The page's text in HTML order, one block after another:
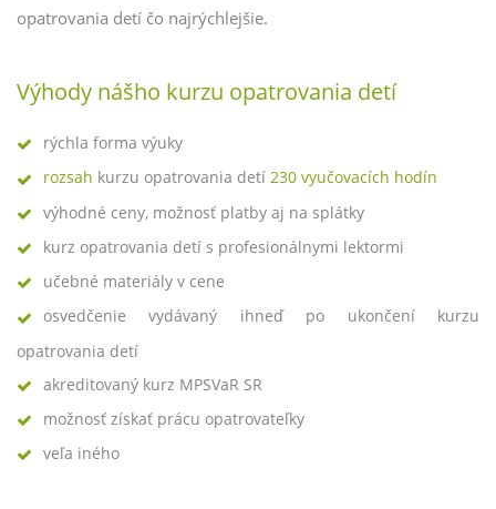
opatrovania detí čo najrýchlejšie.
Výhody nášho kurzu opatrovania detí
rýchla forma výuky
rozsah kurzu opatrovania detí 230 vyučovacích hodín
výhodné ceny, možnosť platby aj na splátky
kurz opatrovania detí s profesionálnymi lektormi
učebné materiály v cene
osvedčenie vydávaný ihneď po ukončení kurzu
opatrovania detí
akreditovaný kurz MPSVaR SR
možnosť získať prácu opatrovateľky
veľa iného